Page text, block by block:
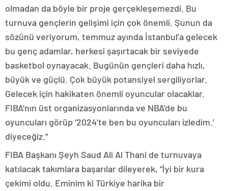
olmadan da böyle bir proje gerçekleşemezdi. Bu
turnuva gençlerin gelişimi için çok önemli. Şunun da
sözünü veriyorum, temmuz ayında İstanbul’a gelecek
bu genç adamlar, herkesi şaşırtacak bir seviyede
basketbol oynayacak. Bugünün gençleri daha hızlı,
büyük ve güçlü. Çok büyük potansiyel sergiliyorlar.
Gelecek için hakikaten önemli oyuncular olacaklar.
FIBA’nın üst organizasyonlarında ve NBA’de bu
oyuncuları görüp ‘2024’te ben bu oyuncuları izledim.’
diyeceğiz.”
FIBA Başkanı Şeyh Saud Ali Al Thani de turnuvaya
katılacak takımlara başarılar dileyerek, “İyi bir kura
çekimi oldu. Eminim ki Türkiye harika bir